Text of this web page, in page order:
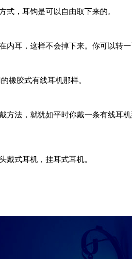
，耳钩是可以自由取下来的。
，这样不会掉下来。你可以转一
胶式有线耳机那样。
，就犹如平时你戴一条有线耳
式耳机，挂耳式耳机。